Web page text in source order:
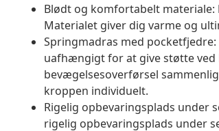
Blødt og komfortabelt materiale:
Materialet giver dig varme og
Springmadras med
uafhængigt for at give støtte ved
bevægelsesoverførsel
kroppen individuelt.
Rigelig opbevaringsplads under
rigelig opbevaringsplads under